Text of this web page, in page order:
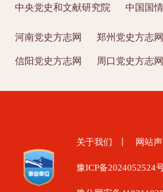
中央党史和文献研究院 中国国
河南党史方志网 郑州党史方志网
信阳党史方志网 周口党史方志网
关于我们 网站
豫ICP备2024052524